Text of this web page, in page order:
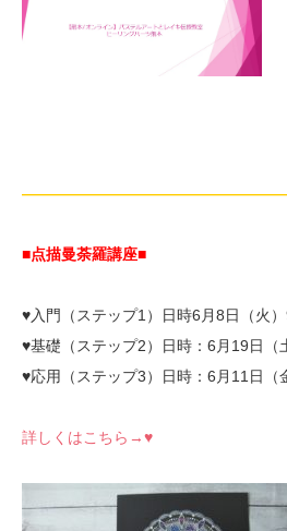
■点描曼荼羅講座■
♥入門（ステップ1）日時6月8日（火）
♥基礎（ステップ2）日時：6月19日（
♥応用（ステップ3）日時：6月11日（
詳しくはこちら→♥